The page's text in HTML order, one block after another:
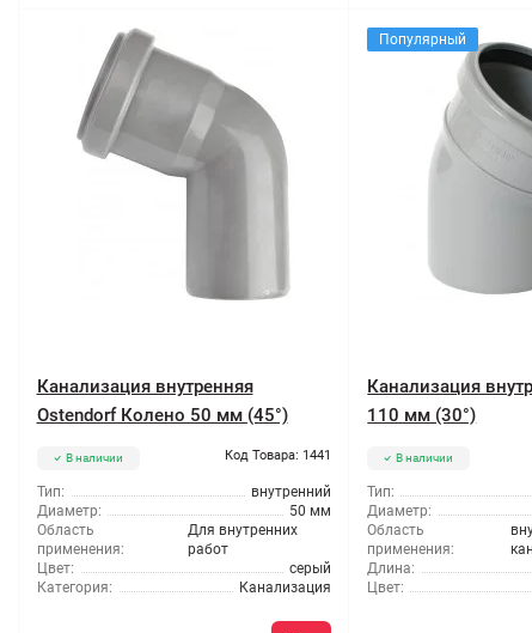
Канализация внутренняя
Ostendorf Колено 50 мм (45°)
В наличии Код Товара: 1441
Тип:
внутренний
Диаметр:
50 мм
Область
применения:
Для внутренних
работ
Цвет:
серый
Категория:
Канализация
Популярный
Канализация
110 мм (30°)
В наличии
Тип:
Диаметр:
Область
применения:
Длина:
Цвет: